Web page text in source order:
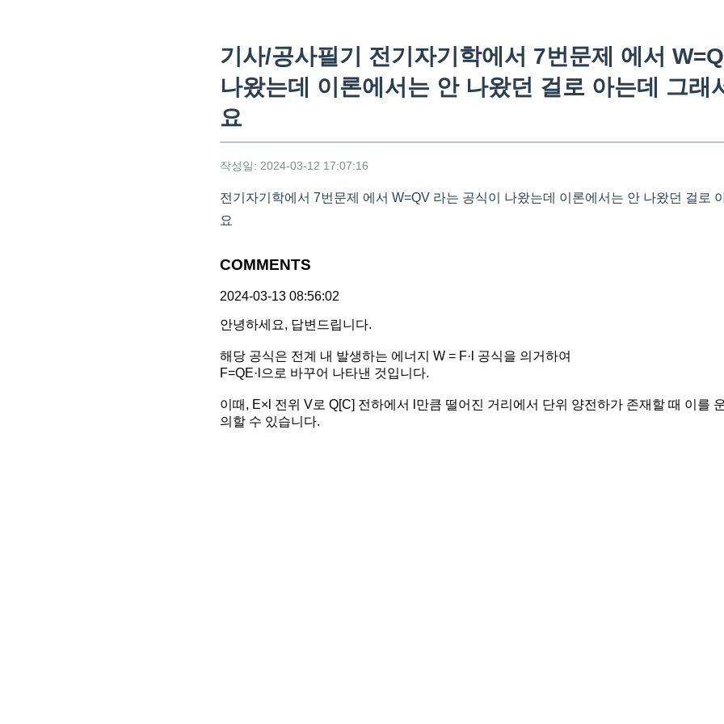
기사/공사필기 전기자기학에서 7번문제 에서
나왔는데 이론에서는 안 나왔던 걸로 아는데 그래
요
작성일: 2024-03-12 17:07:16
전기자기학에서 7번문제 에서 W=QV 라는 공식이 나왔는데 이론에서는 안 나왔던 걸로
요
COMMENTS
2024-03-13 08:56:02
안녕하세요, 답변드립니다.
해당 공식은 전계 내 발생하는 에너지 W = F·l 공식을 의거하여
F=QE·l으로 바꾸어 나타낸 것입니다.
이때, E×l 전위 V로 Q[C] 전하에서 l만큼 떨어진 거리에서 단위 양전하가 존재할 때 이를
의할 수 있습니다.